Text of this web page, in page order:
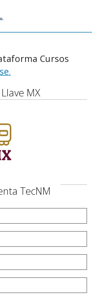
Cursos
MX
TecNM